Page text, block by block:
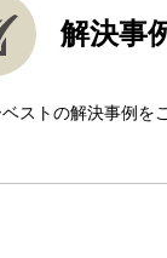
解決事
ストの解決事例を